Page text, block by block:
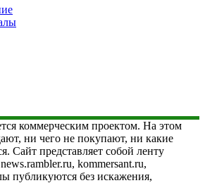
коммерческим проектом. На этом
ни чего не покупают, ни какие
Сайт представляет собой ленту
kommersant.ru,
публикуются без искажения,